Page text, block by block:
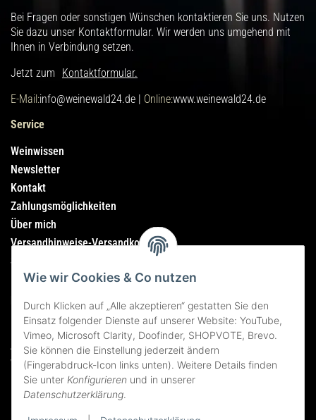
Wie wir Cookies & Co nutzen
Durch Klicken auf „Alle akzeptieren“ gestatten Sie den
Einsatz folgender Dienste auf unserer Website: YouTube,
Vimeo, Microsoft Clarity, Doofinder, SHOPVOTE, Brevo.
Sie können die Einstellung jederzeit ändern
(Fingerabdruck-Icon links unten). Weitere Details finden
Sie unter Konfigurieren und in unserer
Datenschutzerklärung.
Rechtliches
Impressum
AGB
Widerrufsrecht
Datenschutzerklärung
Erklärung zur Barrierefreiheit
Service
Weinwissen
Newsletter
Kontakt
Zahlungsmöglichkeiten
Über mich
Versandhinweise-Versandkosten
Sitemap
Bei Fragen oder sonstigen Wünschen kontaktieren Sie uns. Nutzen
Sie dazu unser Kontaktformular. Wir werden uns umgehend mit
Ihnen in Verbindung setzen.
Jetzt zum
Kontaktformular.
E-Mail:info@weinewald24.de | Online:www.weinewald24.de